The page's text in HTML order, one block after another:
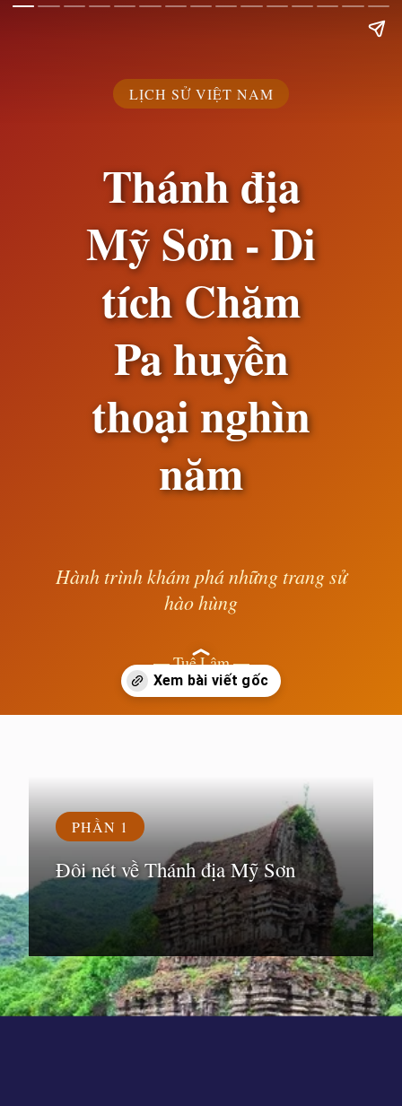
LỊCH SỬ VIỆT NAM
Thánh địa
Mỹ Sơn - Di
tích Chăm
Pa huyền
thoại nghìn
năm
Hành trình khám phá những trang sử
hào hùng
— Tuệ Lâm —
PHẦN 1
Đôi nét về Thánh địa Mỹ Sơn